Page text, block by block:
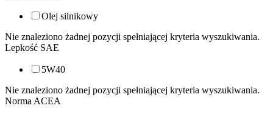
Olej silnikowy
Nie znaleziono żadnej pozycji spełniającej kryteria wyszukiwania.
Lepkość SAE
5W40
Nie znaleziono żadnej pozycji spełniającej kryteria wyszukiwania.
Norma ACEA